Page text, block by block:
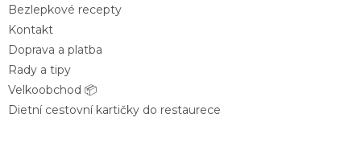
Bezlepkové recepty
Kontakt
Doprava a platba
Rady a tipy
Velkoobchod 📦
Dietní cestovní kartičky do restaurece